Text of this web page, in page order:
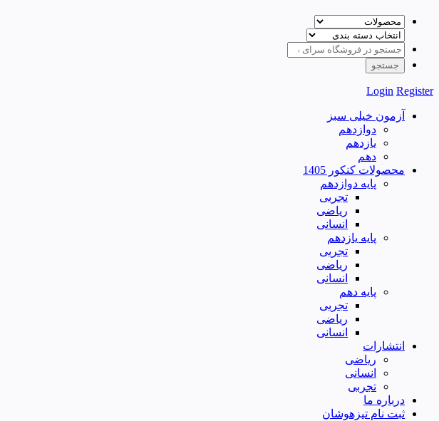
Login Register
آزمون خیلی سبز
دوازدهم
یازدهم
دهم
محصولات کنکور 1405
پایه دوازدهم
تجربی
ریاضی
انسانی
پایه یازدهم
تجربی
ریاضی
انسانی
پایه دهم
تجربی
ریاضی
انسانی
انتشارات
ریاضی
انسانی
تجربی
درباره ما
ثبت نام تیزهوشان